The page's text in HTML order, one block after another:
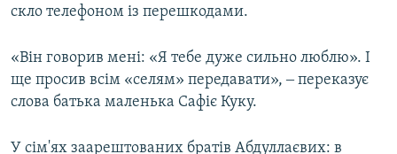
скло телефоном із перешкодами.
«Він говорив мені: «Я тебе дуже сильно люблю». І
ще просив всім «селям» передавати», ‒ переказує
слова батька маленька Сафіє Куку.
У сім'ях заарештованих братів Абдуллаєвих: в